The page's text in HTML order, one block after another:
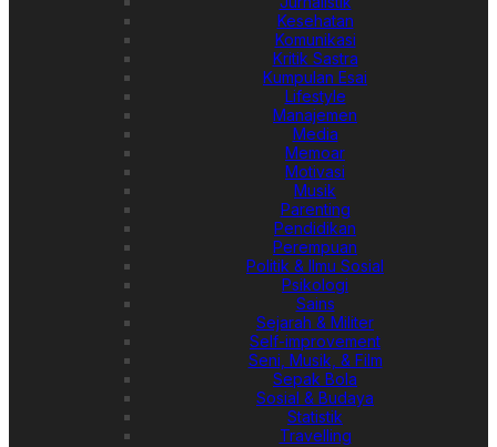
Kesehatan
Komunikasi
Kritik Sastra
Kumpulan Esai
Lifestyle
Manajemen
Media
Memoar
Motivasi
Musik
Parenting
Pendidikan
Perempuan
Politik & Ilmu Sosial
Psikologi
Sains
Sejarah & Militer
Self-improvement
Seni, Musik, & Film
Sepak Bola
Sosial & Budaya
Statistik
Travelling